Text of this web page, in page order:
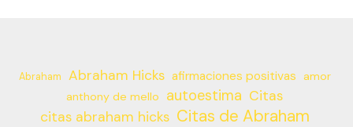
Abraham Abraham Hicks afirmaciones positivas
amor
anthony de mello
autoestima Citas
citas abraham hicks Citas de Abraham